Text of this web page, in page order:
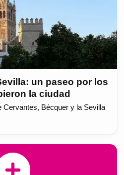
un paseo por los
la ciudad
Cervantes, Bécquer y la Sevilla